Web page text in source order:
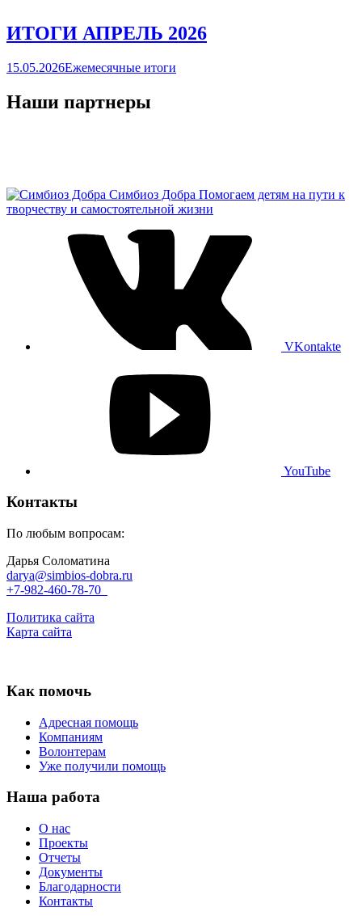
ИТОГИ АПРЕЛЬ 2026
15.05.2026Ежемесячные итоги
Наши партнеры
Симбиоз Добра Помогаем детям на пути к
творчеству и самостоятельной жизни
VKontakte
YouTube
Контакты
По любым вопросам:
Дарья Соломатина
darya@simbios-dobra.ru
+7-982-460-78-70
Политика сайта
Карта сайта
Как помочь
Адресная помощь
Компаниям
Волонтерам
Уже получили помощь
Наша работа
О нас
Проекты
Отчеты
Документы
Благодарности
Контакты